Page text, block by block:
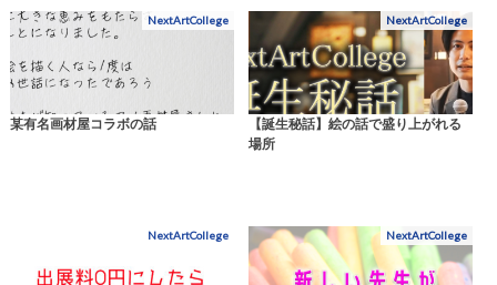
NextArtCollege
某有名画材屋コラボの話
NextArtCollege
【誕生秘話】絵の話で盛り上がれる
場所
NextArtCollege NextArtCollege